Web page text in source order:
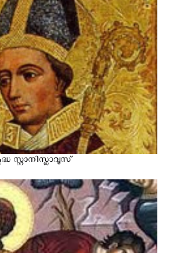
സ്റ്റാനിസ്ലാവൂസ്‌